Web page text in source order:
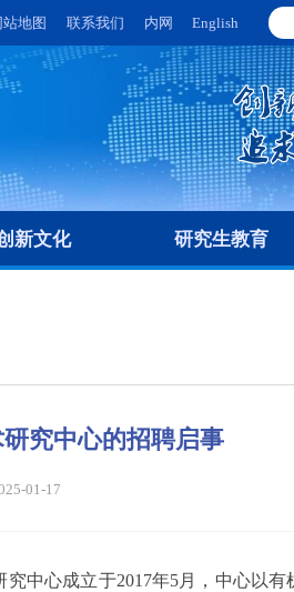
站地图 联系我们 内网 English
新文化 研究生教育
究中心的招聘启事
01-17
究中心成立于2017年5月，中心以有